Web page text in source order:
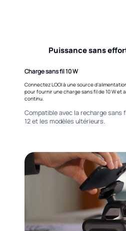
Puissance sans
Charge sans fil 10 W
Connectez LOOI à une source
pour fournir une charge sans fil de 10 W et
continu.
Compatible avec la recharge sans
12 et les modèles ultérieurs.